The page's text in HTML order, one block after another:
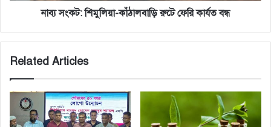
নাব্য সংকট: শিমুলিয়া-কাঁঠালবাড়ি রুটে ফেরি কার্যত বন্ধ
Related Articles